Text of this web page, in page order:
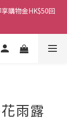
寄取｜滿HK$499
購物金HK$50回
寄取｜滿HK$499
雨露